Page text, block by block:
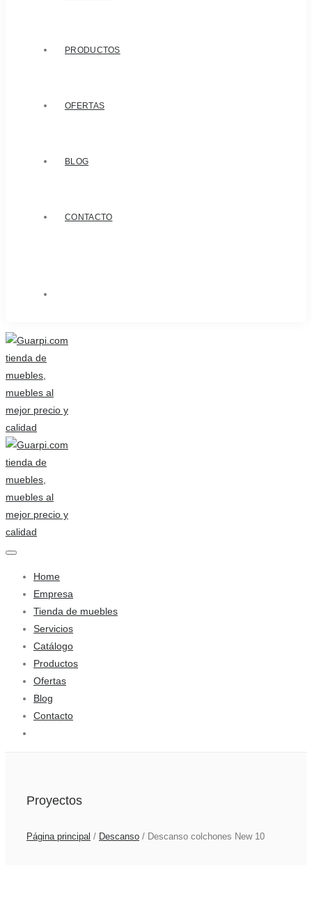
PRODUCTOS
OFERTAS
BLOG
CONTACTO
Home
Empresa
Tienda de muebles
Servicios
Catálogo
Productos
Ofertas
Blog
Contacto
Proyectos
Página principal / Descanso / Descanso colchones New 10